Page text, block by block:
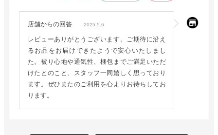
店舗からの回答 2025.5.6
レビューありがとうございます。ご期待に沿え
るお品をお届けできたようで安心いたしまし
た。被り心地や通気性、梱包までご満足いただ
けたとのこと、スタッフ一同嬉しく思っており
ます。ぜひまたのご利用を心よりお待ちしてお
ります。